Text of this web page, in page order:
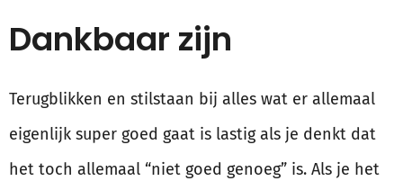
Dankbaar zijn
Terugblikken en stilstaan bij alles wat er allemaal
eigenlijk super goed gaat is lastig als je denkt dat
het toch allemaal “niet goed genoeg” is. Als je het